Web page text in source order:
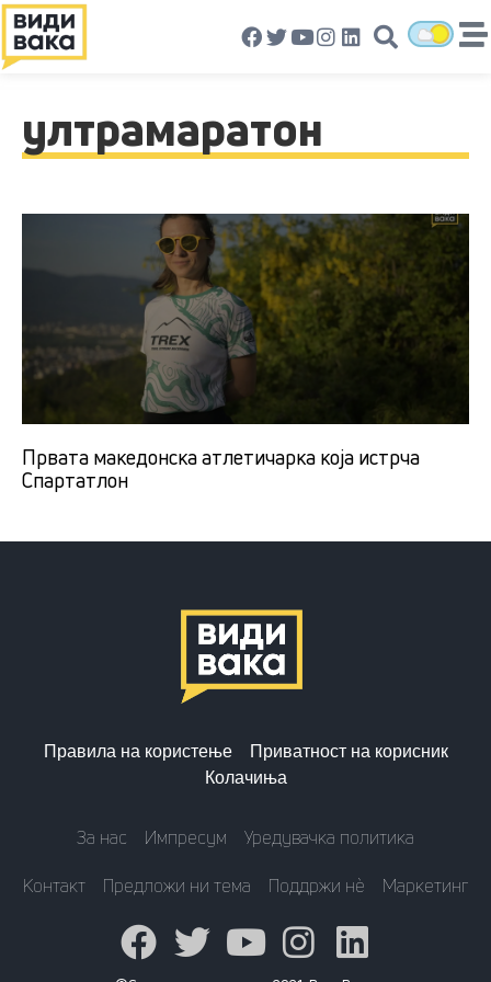
ултрамаратон
Првата македонска атлетичарка која истрча
Спартатлон
Правила на користење
Приватност на корисник
Колачиња
За нас Импресум
Уредувачка политика
Контакт
Предложи ни тема Поддржи нè Маркетинг